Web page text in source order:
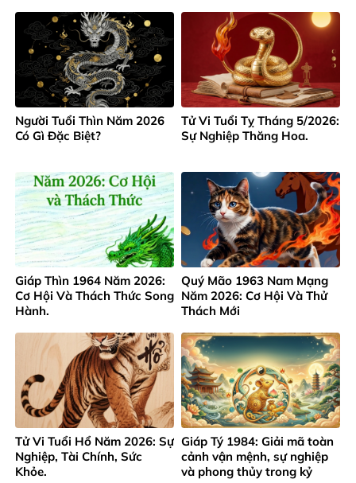
Người Tuổi Thìn Năm 2026
Có Gì Đặc Biệt?
Tử Vi Tuổi Tỵ Tháng 5/2026:
Sự Nghiệp Thăng Hoa.
Giáp Thìn 1964 Năm 2026:
Cơ Hội Và Thách Thức Song
Hành.
Quý Mão 1963 Nam Mạng
Năm 2026: Cơ Hội Và Thử
Thách Mới
Tử Vi Tuổi Hổ Năm 2026: Sự
Nghiệp, Tài Chính, Sức
Khỏe.
Giáp Tý 1984: Giải mã toàn
cảnh vận mệnh, sự nghiệp
và phong thủy trong kỷ